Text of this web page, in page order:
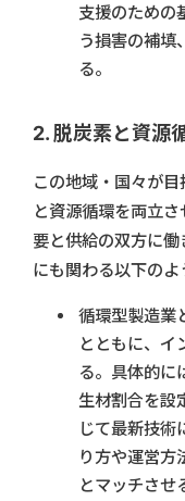
支援のための
う損害の補填
る。
2. 脱炭素と資源
この地域・国々が
と資源循環を両立
要と供給の双方に
にも関わる以下のよ
循環型製造業
とともに、イ
る。具体的
生材割合を設
じて最新技術
り方や運営方
とマッチさ